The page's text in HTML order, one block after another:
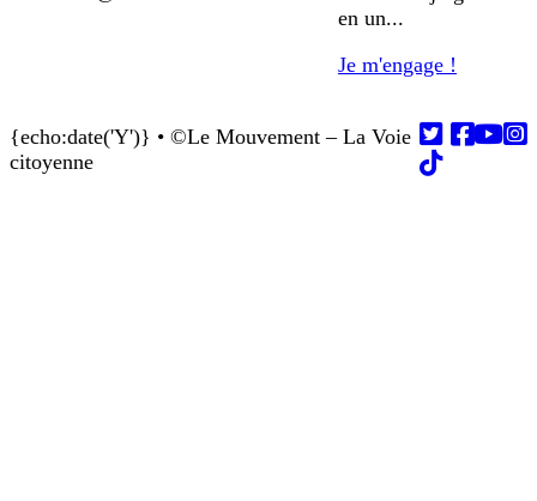
en un...
Je m'engage !
{echo:date('Y')} • ©Le Mouvement – La Voie
citoyenne
Follow us on
Follow us on
Follow us on
Follow us on
Follow us